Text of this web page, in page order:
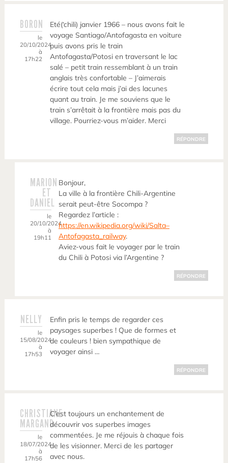
BORON
le
20/10/2024
à
17h22
Eté(‘chili) janvier 1966 – nous avons fait le
voyage Santiago/Antofagasta en voiture
puis avons pris le train
Antofagasta/Potosi en traversant le lac
salé – petit train ressemblant à un train
anglais très confortable – J’aimerais
écrire tout cela mais j’ai des lacunes
quant au train. Je me souviens que le
train s’arrêtait à la frontière mais pas du
village. Pourriez-vous m’aider. Merci
RÉPONDRE
MARION
ET
DANIEL
le
20/10/2024
à
19h11
Bonjour,
La ville à la frontière Chili-Argentine
serait peut-être Socompa ?
Regardez l’article :
https://en.wikipedia.org/wiki/Salta–
Antofagasta_railway.
Aviez-vous fait le voyager par le train
du Chili à Potosi via l’Argentine ?
RÉPONDRE
NELLY
le
15/08/2024
à
17h53
Enfin pris le temps de regarder ces
paysages superbes ! Que de formes et
de couleurs ! bien sympathique de
voyager ainsi …
RÉPONDRE
CHRISTIANE
MARGAND
le
18/07/2024
à
17h56
C’est toujours un enchantement de
découvrir vos superbes images
commentées. Je me réjouis à chaque fois
de les visionner. Merci de les partager
avec nous.